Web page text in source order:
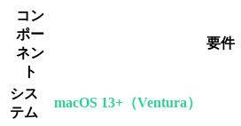
コン
ポー
ネン
ト
要件
シス
テム
macOS 13+（Ventura）